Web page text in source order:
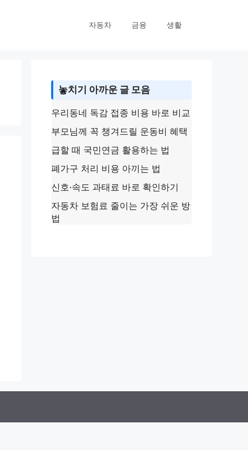
자동차 금융 생활
놓치기 아까운 글 모음
우리동네 독감 접종 비용 바로 비교
부모님께 꼭 챙겨드릴 운동비 혜택
급할 때 국민연금 활용하는 법
폐가구 처리 비용 아끼는 법
신호·속도 과태료 바로 확인하기
자동차 보험료 줄이는 가장 쉬운 방
법